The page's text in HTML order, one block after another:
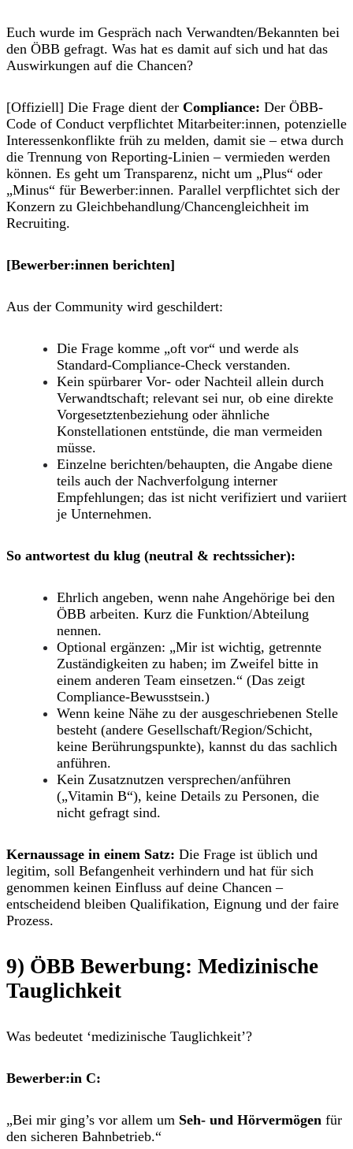
Euch wurde im Gespräch nach Verwandten/Bekannten bei
den ÖBB gefragt. Was hat es damit auf sich und hat das
Auswirkungen auf die Chancen?
[Offiziell] Die Frage dient der Compliance: Der ÖBB-
Code of Conduct verpflichtet Mitarbeiter:innen, potenzielle
Interessenkonflikte früh zu melden, damit sie – etwa durch
die Trennung von Reporting-Linien – vermieden werden
können. Es geht um Transparenz, nicht um „Plus“ oder
„Minus“ für Bewerber:innen. Parallel verpflichtet sich der
Konzern zu Gleichbehandlung/Chancengleichheit im
Recruiting.
[Bewerber:innen berichten]
Aus der Community wird geschildert:
Die Frage komme „oft vor“ und werde als
Standard-Compliance-Check verstanden.
Kein spürbarer Vor- oder Nachteil allein durch
Verwandtschaft; relevant sei nur, ob eine direkte
Vorgesetztenbeziehung oder ähnliche
Konstellationen entstünde, die man vermeiden
müsse.
Einzelne berichten/behaupten, die Angabe diene
teils auch der Nachverfolgung interner
Empfehlungen; das ist nicht verifiziert und variiert
je Unternehmen.
So antwortest du klug (neutral & rechtssicher):
Ehrlich angeben, wenn nahe Angehörige bei den
ÖBB arbeiten. Kurz die Funktion/Abteilung
nennen.
Optional ergänzen: „Mir ist wichtig, getrennte
Zuständigkeiten zu haben; im Zweifel bitte in
einem anderen Team einsetzen.“ (Das zeigt
Compliance-Bewusstsein.)
Wenn keine Nähe zu der ausgeschriebenen Stelle
besteht (andere Gesellschaft/Region/Schicht,
keine Berührungspunkte), kannst du das sachlich
anführen.
Kein Zusatznutzen versprechen/anführen
(„Vitamin B“), keine Details zu Personen, die
nicht gefragt sind.
Kernaussage in einem Satz: Die Frage ist üblich und
legitim, soll Befangenheit verhindern und hat für sich
genommen keinen Einfluss auf deine Chancen –
entscheidend bleiben Qualifikation, Eignung und der faire
Prozess.
9) ÖBB Bewerbung: Medizinische
Tauglichkeit
Was bedeutet ‘medizinische Tauglichkeit’?
Bewerber:in C:
„Bei mir ging’s vor allem um Seh- und Hörvermögen für
den sicheren Bahnbetrieb.“